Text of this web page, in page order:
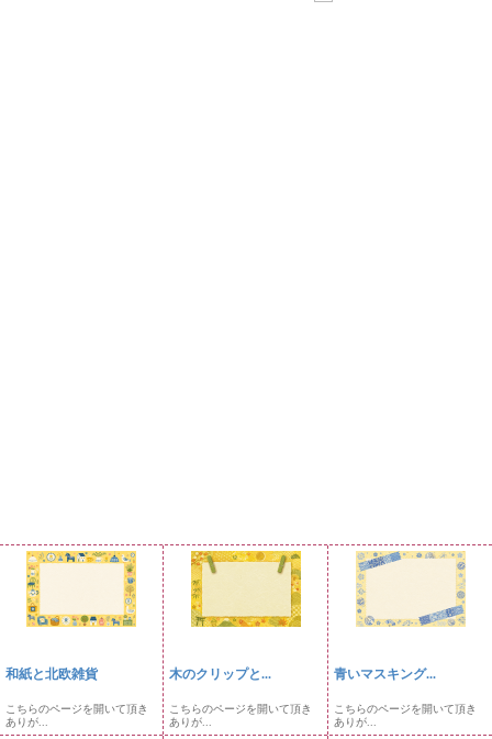
和紙と北欧雑貨
こちらのページを開いて頂き
ありが...
木のクリップと...
こちらのページを開いて頂き
ありが...
青いマスキング...
こちらのページを開いて頂き
ありが...